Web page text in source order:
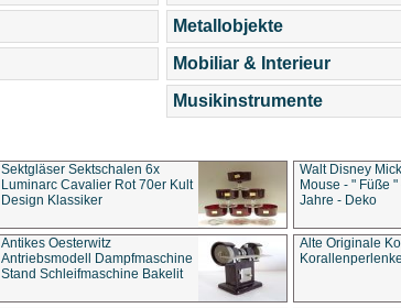
Metallobjekte
Mobiliar & Interieur
Musikinstrumente
Sektgläser Sektschalen 6x
Luminarc Cavalier Rot 70er Kult
Design Klassiker
Walt Disney
Mouse - " Füße
Jahre - Deko
Antikes Oesterwitz
Antriebsmodell Dampfmaschine
Stand Schleifmaschine Bakelit
Alte Originale